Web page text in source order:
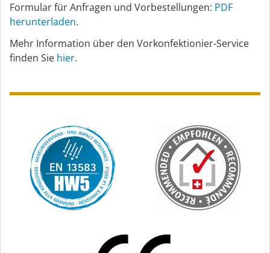
Formular für Anfragen und Vorbestellungen: PDF
herunterladen.
Mehr Information über den Vorkonfektionier-Service
finden Sie hier.